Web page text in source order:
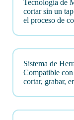
Tecnología de
cortar sin un
el proceso de
Sistema de
Compatible con
cortar, grabar,